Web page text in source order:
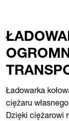
Ładowarka
ciężaru
Dzięki ciężarowi